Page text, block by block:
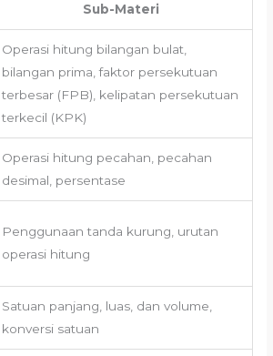
Sub-Materi
Operasi hitung bilangan bulat,
bilangan prima, faktor persekutuan
terbesar (FPB), kelipatan persekutuan
terkecil (KPK)
Operasi hitung pecahan, pecahan
desimal, persentase
Penggunaan tanda kurung, urutan
operasi hitung
Satuan panjang, luas, dan volume,
konversi satuan